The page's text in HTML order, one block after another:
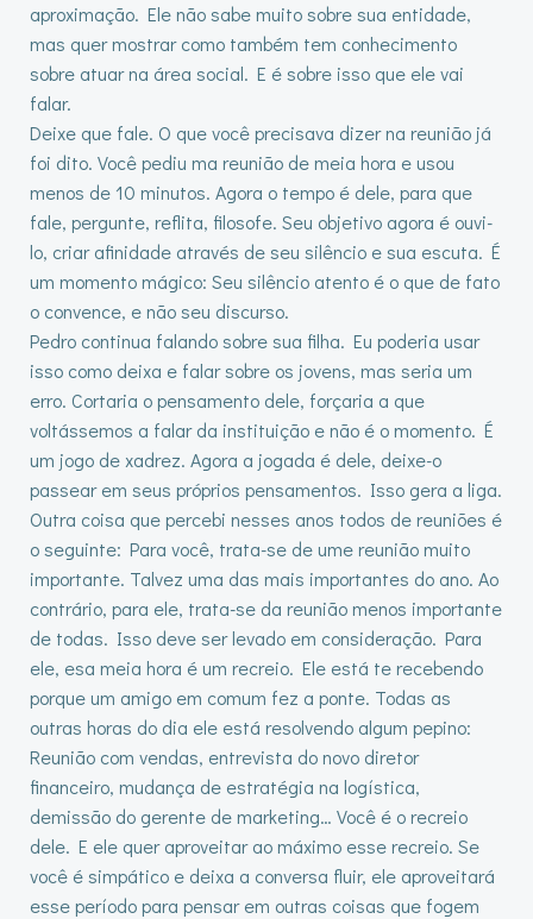
aproximação. Ele não sabe muito sobre sua entidade,
mas quer mostrar como também tem conhecimento
sobre atuar na área social. E é sobre isso que ele vai
falar.
Deixe que fale. O que você precisava dizer na reunião já
foi dito. Você pediu ma reunião de meia hora e usou
menos de 10 minutos. Agora o tempo é dele, para que
fale, pergunte, reflita, filosofe. Seu objetivo agora é ouvi-
lo, criar afinidade através de seu silêncio e sua escuta. É
um momento mágico: Seu silêncio atento é o que de fato
o convence, e não seu discurso.
Pedro continua falando sobre sua filha. Eu poderia usar
isso como deixa e falar sobre os jovens, mas seria um
erro. Cortaria o pensamento dele, forçaria a que
voltássemos a falar da instituição e não é o momento. É
um jogo de xadrez. Agora a jogada é dele, deixe-o
passear em seus próprios pensamentos. Isso gera a liga.
Outra coisa que percebi nesses anos todos de reuniões é
o seguinte: Para você, trata-se de ume reunião muito
importante. Talvez uma das mais importantes do ano. Ao
contrário, para ele, trata-se da reunião menos importante
de todas. Isso deve ser levado em consideração. Para
ele, esa meia hora é um recreio. Ele está te recebendo
porque um amigo em comum fez a ponte. Todas as
outras horas do dia ele está resolvendo algum pepino:
Reunião com vendas, entrevista do novo diretor
financeiro, mudança de estratégia na logística,
demissão do gerente de marketing… Você é o recreio
dele. E ele quer aproveitar ao máximo esse recreio. Se
você é simpático e deixa a conversa fluir, ele aproveitará
esse período para pensar em outras coisas que fogem